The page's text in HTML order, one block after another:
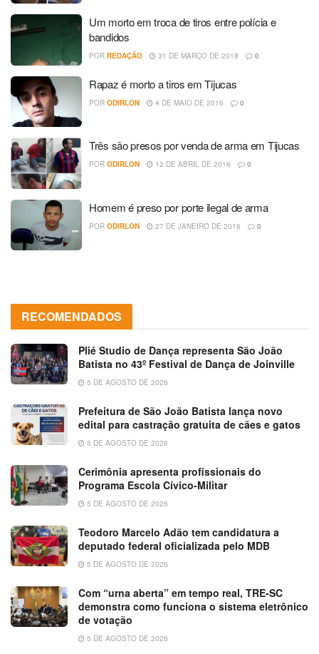
Um morto em troca de tiros entre polícia e
bandidos
POR REDAÇÃO 31 DE MARÇO DE 2018 0
Rapaz é morto a tiros em Tijucas
POR ODIRLON 4 DE MAIO DE 2016 0
Três são presos por venda de arma em Tijucas
POR ODIRLON 12 DE ABRIL DE 2016 0
Homem é preso por porte ilegal de arma
POR ODIRLON 27 DE JANEIRO DE 2016 0
RECOMENDADOS
Plié Studio de Dança representa São João
Batista no 43º Festival de Dança de Joinville
5 DE AGOSTO DE 2026
Prefeitura de São João Batista lança novo
edital para castração gratuita de cães e gatos
5 DE AGOSTO DE 2026
Cerimônia apresenta profissionais do
Programa Escola Cívico-Militar
5 DE AGOSTO DE 2026
Teodoro Marcelo Adão tem candidatura a
deputado federal oficializada pelo MDB
5 DE AGOSTO DE 2026
Com “urna aberta” em tempo real, TRE-SC
demonstra como funciona o sistema eletrônico
de votação
5 DE AGOSTO DE 2026